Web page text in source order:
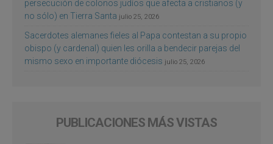
persecución de colonos judíos que afecta a cristianos (y
no sólo) en Tierra Santa julio 25, 2026
Sacerdotes alemanes fieles al Papa contestan a su propio
obispo (y cardenal) quien les orilla a bendecir parejas del
mismo sexo en importante diócesis julio 25, 2026
PUBLICACIONES MÁS VISTAS